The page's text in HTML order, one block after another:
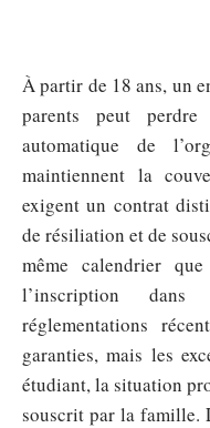
À partir de 18 ans, un
parents peut perdre
automatique de
maintiennent la
exigent un contrat
de résiliation et de
même calendrier
l’inscription dans
réglementations
garanties, mais les
étudiant, la situation
souscrit par la famille.